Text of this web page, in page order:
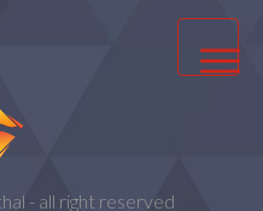
- all right reserved